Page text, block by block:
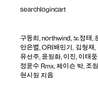
searchlogincart
구동희 , northwind, 노정태,
안은별, OR(배민기, 김형재
유선주, 윤원화, 이진, 이태웅,
정윤수 Rmx, 제이슨 박, 조
현시원 지음